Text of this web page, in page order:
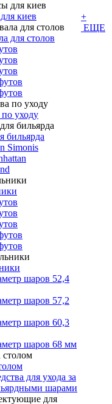
киев
для столов
уходу
бильярда
Simonis
шаров 52,4
шаров 57,2
шаров 60,3
шаров 68 мм
для ухода за
шарами
+
ЕЩЕ